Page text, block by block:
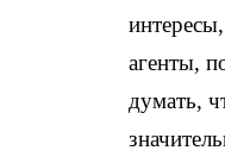
агенты,
думать,